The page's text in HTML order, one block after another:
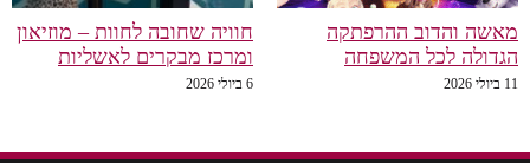
מאשה והדוב ההרפתקה
הגדולה לכל המשפחה
11 ביולי 2026
חוויה שחובה לחוות – מוזיאון
ומרכז מבקרים לאשליות
6 ביולי 2026